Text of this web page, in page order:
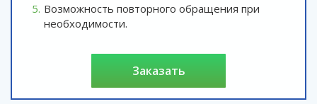
Возможность повторного обращения при
необходимости.
заказать